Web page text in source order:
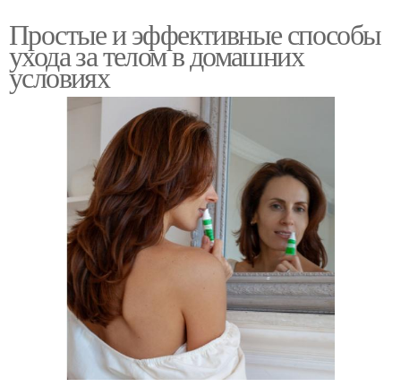
Простые и эффективные способы
ухода за телом в домашних
условиях